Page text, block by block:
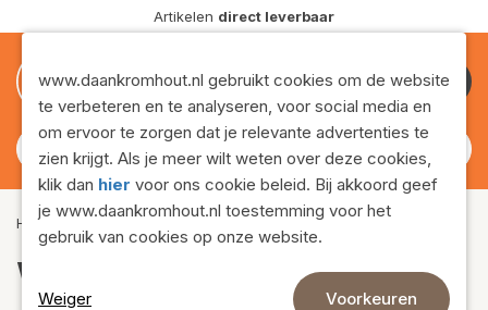
Leveringin Europa
Home
Woondecoratie
www.daankromhout.nl gebruikt cookies om de website
te verbeteren en te analyseren, voor social media en
om ervoor te zorgen dat je relevante advertenties te
zien krijgt. Als je meer wilt weten over deze cookies,
klik dan hier voor ons cookie beleid. Bij akkoord geef
je www.daankromhout.nl toestemming voor het
gebruik van cookies op onze website.
Weiger Voorkeuren